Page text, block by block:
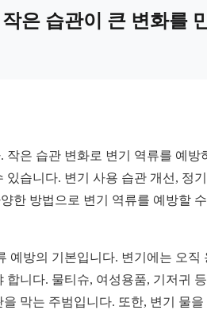
은 습관이 큰 변화를
작은 습관 변화로 변기 역류를 예방
있습니다. 변기 사용 습관 개선, 정
한 방법으로 변기 역류를 예방할
예방의 기본입니다. 변기에는 오직
합니다. 물티슈, 여성용품, 기저귀
막는 주범입니다. 또한, 변기 물을